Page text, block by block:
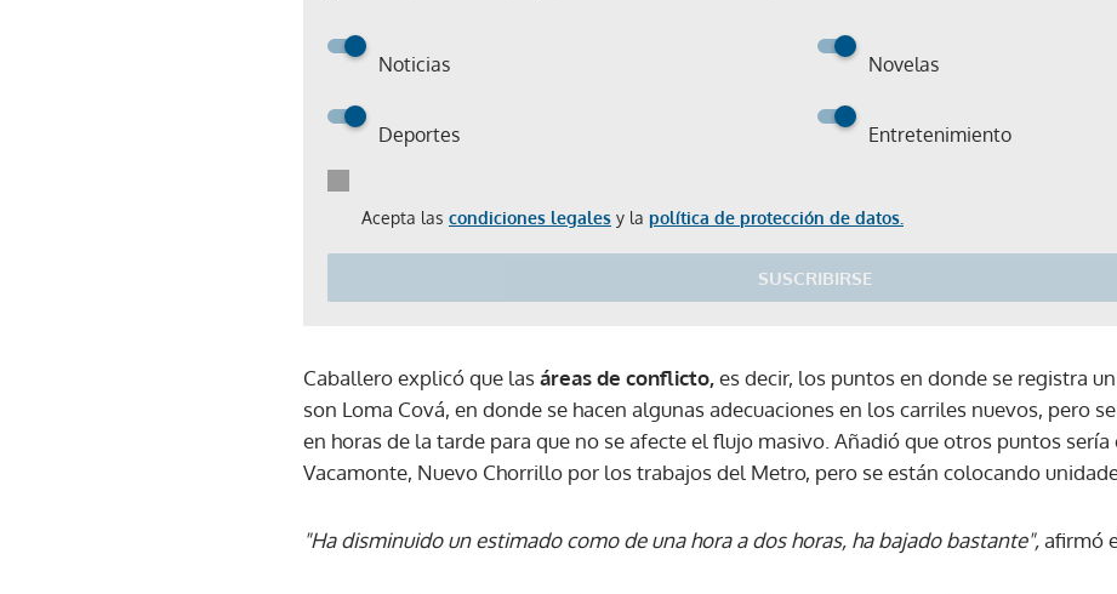
Noticias Novelas
Deportes Entretenimiento
Acepta las condiciones legales y la política de protección de datos.
SUSCRIBIRSE
Caballero explicó que lasáreas de conflicto,es decir, los puntos en donde se registra
son Loma Cová, en donde se hacen algunas adecuaciones en los carriles nuevos, pero
en horas de la tarde para que no se afecte el flujo masivo. Añadió que otros puntos sería
Vacamonte, Nuevo Chorrillo por los trabajos del Metro, pero se están colocando
"Ha disminuido un estimado como de una hora a dos horas, ha bajado bastante",afirmó